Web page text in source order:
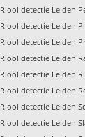
Riool detectie Leiden
Riool detectie Leiden
Riool detectie Leiden
Riool detectie Leiden
Riool detectie Leiden
Riool detectie Leiden
Riool detectie Leiden
Riool detectie Leiden